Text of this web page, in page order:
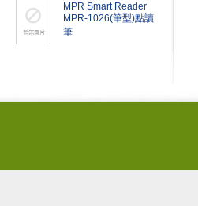
MPR Smart Reader
MPR-1026(筆型)點讀
筆